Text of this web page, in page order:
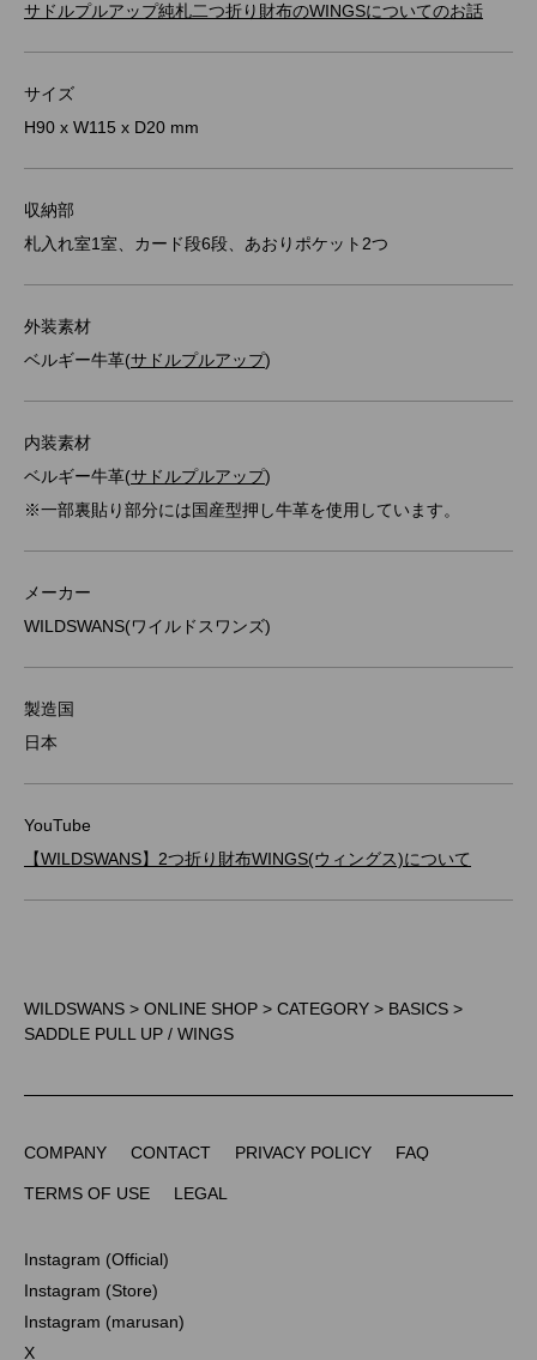
サドルプルアップ純札二つ折り財布のWINGSについてのお話
サイズ
H90 x W115 x D20 mm
収納部
札入れ室1室、カード段6段、あおりポケット2つ
外装素材
ベルギー牛革(サドルプルアップ)
内装素材
ベルギー牛革(サドルプルアップ)
※一部裏貼り部分には国産型押し牛革を使用しています。
メーカー
WILDSWANS(ワイルドスワンズ)
製造国
日本
YouTube
【WILDSWANS】2つ折り財布WINGS(ウィングス)について
WILDSWANS > ONLINE SHOP > CATEGORY > BASICS >
SADDLE PULL UP / WINGS
COMPANY
CONTACT
PRIVACY POLICY
FAQ
TERMS OF USE
LEGAL
Instagram (Official)
Instagram (Store)
Instagram (marusan)
X